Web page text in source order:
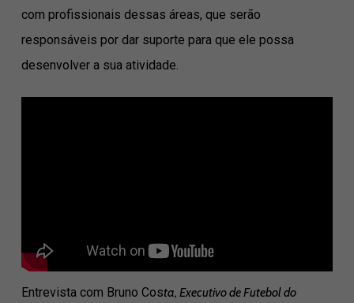
com profissionais dessas áreas, que serão
responsáveis por dar suporte para que ele possa
desenvolver a sua atividade.
Entrevista com Bruno Costa, Executivo de Futebol do